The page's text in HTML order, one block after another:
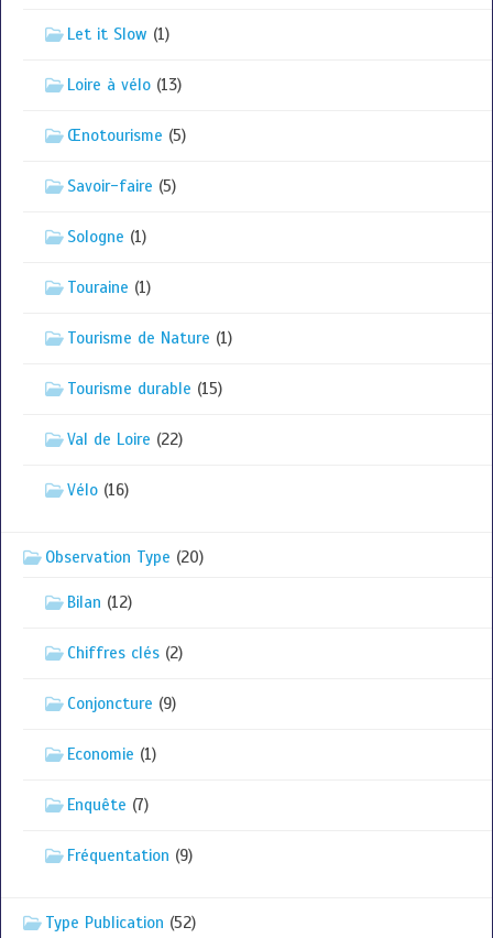
Let it Slow (1)
Loire à vélo (13)
Œnotourisme (5)
Savoir-faire (5)
Sologne (1)
Touraine (1)
Tourisme de Nature (1)
Tourisme durable (15)
Val de Loire (22)
Vélo (16)
Observation Type (20)
Bilan (12)
Chiffres clés (2)
Conjoncture (9)
Economie (1)
Enquête (7)
Fréquentation (9)
Type Publication (52)